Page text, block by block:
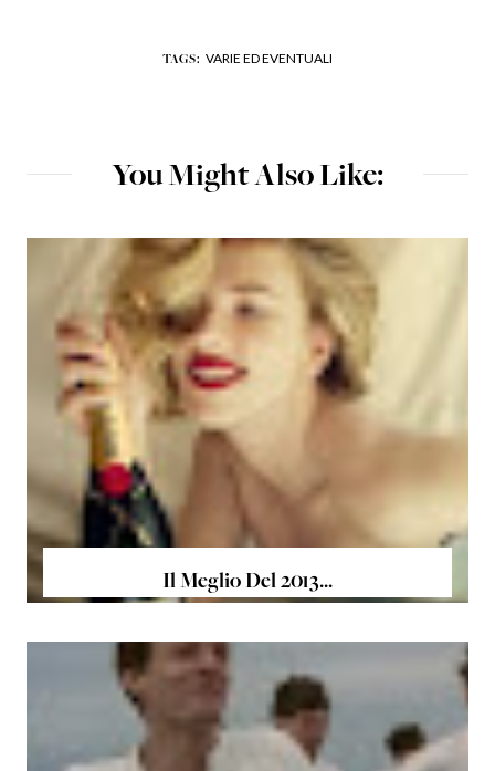
TAGS: VARIE ED EVENTUALI
You Might Also Like:
Il Meglio Del 2013...